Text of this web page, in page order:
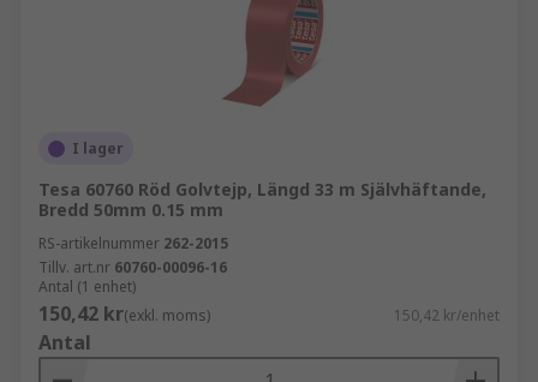
I lager
Tesa 60760 Röd Golvtejp, Längd 33 m Självhäftande,
Bredd 50mm 0.15 mm
RS-artikelnummer 262-2015
Tillv. art.nr 60760-00096-16
Antal (1 enhet)
150,42 kr(exkl. moms) 150,42 kr/enhet
Antal